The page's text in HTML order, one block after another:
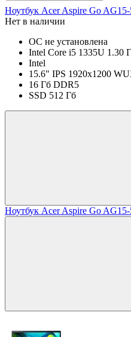
Ноутбук Acer Aspire Go
Нет в наличии
ОС не установлена
Intel Core i5 1335U 1.30
Intel
15.6" IPS 1920x1200
16 Гб DDR5
SSD 512 Гб
Ноутбук Acer Aspire Go